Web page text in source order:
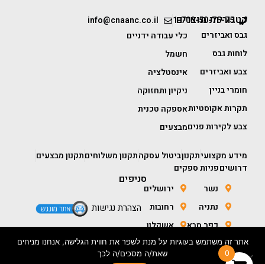
1-700-50-75-75
info@cnaanc.co.il קטגוריות מוצרים
גבס ואביזרים
לוחות גבס
צבע ואביזרים
חומרי בניין
תקרות אקוסטיות
צבע לקירות פנים
כלי עבודה ידניים
חשמל
אינסטלציה
ניקיון ותחזוקה
אספקה טכנית
מבצעים
מידע מקצועיתקנוןביטול עסקהתקנון משלוחיםתקנון מבצעים
דרושיםפניות ספקים
סניפים
נשר
נתניה
כפר סבא
חולון
ירושלים
רחובות
אשקלון
באר שבע
הצהרת נגישות
0
אתר זה משתמש בעוגיות על מנת לשפר את חווית הגלישה, אנחנו מניחים
שאת/ה מסכים/ה לכך